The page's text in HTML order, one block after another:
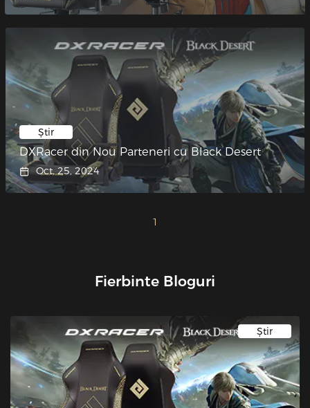
Știr
DXRacer din Nou Parteneri cu Black Desert
Oct. 25, 2024
1
Fierbinte Bloguri
Știr